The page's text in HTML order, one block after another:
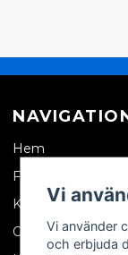
Hem
Företagskund
Kontakta oss
Om oss
Vi
Vi använder
och erbjuda